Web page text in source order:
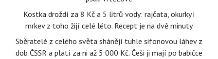
Kostka droždí za 8 Kč a 5 litrů vody: rajčata, okurky i
mrkev z toho žijí celé léto. Recept je na dvě minuty
Sběratelé z celého světa shánějí tuhle sifonovou láhev z
dob ČSSR a platí za ni až 5 000 Kč. Češi ji mají po babičce